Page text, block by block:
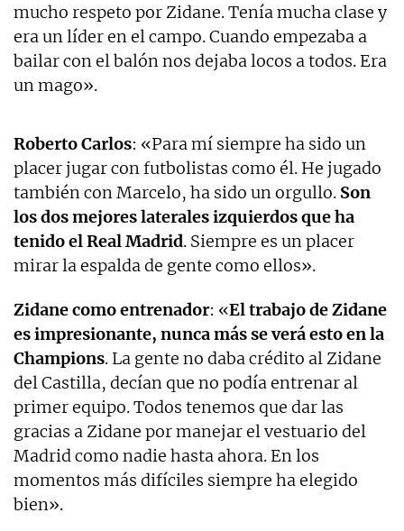
mucho respeto por Zidane. Tenía mucha clase y
era un líder en el campo. Cuando empezaba a
bailar con el balón nos dejaba locos a todos. Era
un mago».
Roberto Carlos: «Para mí siempre ha sido un
placer jugar con futbolistas como él. He jugado
también con Marcelo, ha sido un orgullo. Son
los dos mejores laterales izquierdos que ha
tenido el Real Madrid. Siempre es un placer
mirar la espalda de gente como ellos».
Zidane como entrenador: «El trabajo de Zidane
es impresionante, nunca más se verá esto en la
Champions. La gente no daba crédito al Zidane
del Castilla, decían que no podía entrenar al
primer equipo. Todos tenemos que dar las
gracias a Zidane por manejar el vestuario del
Madrid como nadie hasta ahora. En los
momentos más difíciles siempre ha elegido
bien».